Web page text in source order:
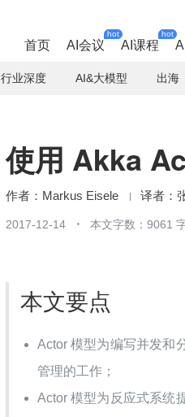
首页 AI会议
hot
AI课程
hot
行业深度 AI&大模型 出海
使用 Akka
Markus Eisele
2017-12-14 本文字数：9061
本文要点
Actor 模型为编写并发和
管理的工作；
Actor 模型为反应式系统